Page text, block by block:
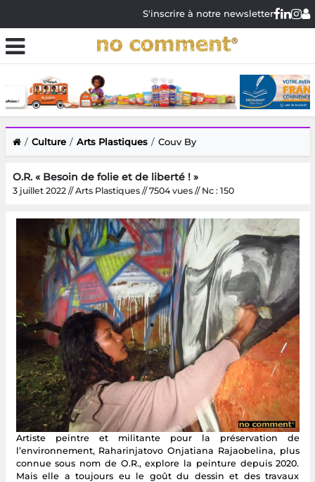
S'inscrire à notre newsletter
Culture Arts Plastiques Couv By
O.R. « Besoin de folie et de liberté ! »
3 juillet 2022 // Arts Plastiques // 7504 vues // Nc : 150
Artiste peintre et militante pour la préservation de
l’environnement, Raharinjatovo Onjatiana Rajaobelina, plus
connue sous nom de O.R., explore la peinture depuis 2020.
Mais elle a toujours eu le goût du dessin et des travaux